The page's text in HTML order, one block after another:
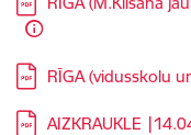
Lejupielādēt:
​RĪGA (vidusskolu
Lejupielādēt:
AIZKRAUKLE